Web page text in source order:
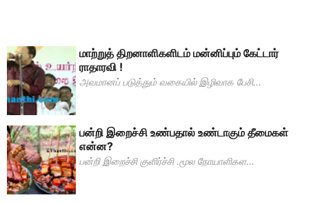
மாற்றுத் திறனாளிகளிடம் மன்னிப்பும் கேட்டார்
ராதாரவி !
அவமானப் படுத்தும் வகையில் இழிவாக பேசி...
பன்றி இறைச்சி உண்பதால் உண்டாகும் தீமைகள்
என்ன?
பன்றி இறைச்சி குளிர்ச்சி .மூல நோயாளிகள...